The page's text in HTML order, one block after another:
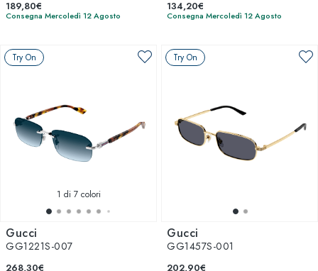
189,80€
Consegna Mercoledì 12 Agosto
134,20€
Consegna Mercoledì 12 Agosto
Try On
1 di 7 colori
Gucci
GG1221S-007
268,30€
Try On
Gucci
GG1457S-001
202,90€